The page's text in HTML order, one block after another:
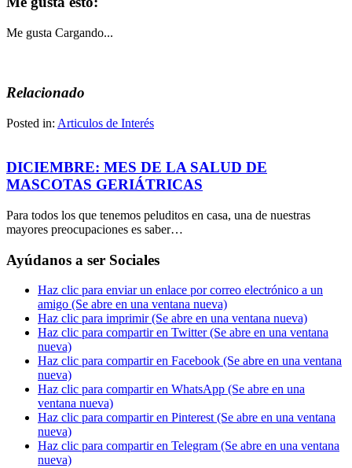
Me gusta Cargando...
Relacionado
Posted in: Articulos de Interés
DICIEMBRE: MES DE LA SALUD DE
MASCOTAS GERIÁTRICAS
Para todos los que tenemos peluditos en casa, una de nuestras
mayores preocupaciones es saber…
Ayúdanos a ser Sociales
Haz clic para enviar un enlace por correo electrónico a un
amigo (Se abre en una ventana nueva)
Haz clic para imprimir (Se abre en una ventana nueva)
Haz clic para compartir en Twitter (Se abre en una ventana
nueva)
Haz clic para compartir en Facebook (Se abre en una ventana
nueva)
Haz clic para compartir en WhatsApp (Se abre en una
ventana nueva)
Haz clic para compartir en Pinterest (Se abre en una ventana
nueva)
Haz clic para compartir en Telegram (Se abre en una ventana
nueva)